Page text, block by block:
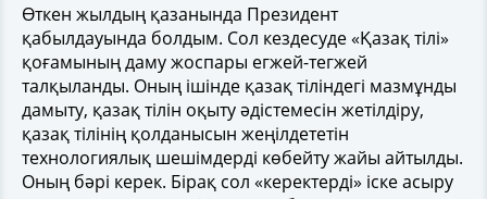
Өткен жылдың қазанында Президент
қабылдауында болдым. Сол кездесуде «Қазақ тілі»
қоғамының даму жоспары егжей-тегжей
талқыланды. Оның ішінде қазақ тіліндегі мазмұнды
дамыту, қазақ тілін оқыту әдістемесін жетілдіру,
қазақ тілінің қолданысын жеңілдететін
технологиялық шешімдерді көбейту жайы айтылды.
Оның бәрі керек. Бірақ сол «керектерді» іске асыру